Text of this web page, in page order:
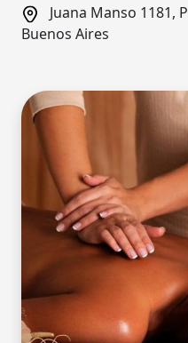
Juana Manso 1181,
Buenos Aires